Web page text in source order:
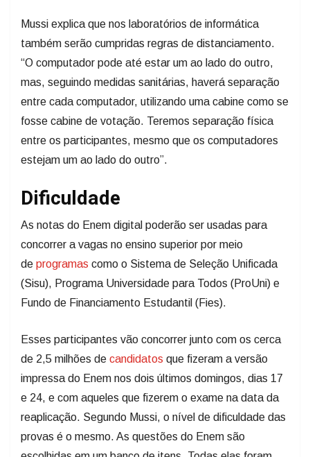
Mussi explica que nos laboratórios de informática
também serão cumpridas regras de distanciamento.
“O computador pode até estar um ao lado do outro,
mas, seguindo medidas sanitárias, haverá separação
entre cada computador, utilizando uma cabine como se
fosse cabine de votação. Teremos separação física
entre os participantes, mesmo que os computadores
estejam um ao lado do outro”.
Dificuldade
As notas do Enem digital poderão ser usadas para
concorrer a vagas no ensino superior por meio
de programas como o Sistema de Seleção Unificada
(Sisu), Programa Universidade para Todos (ProUni) e
Fundo de Financiamento Estudantil (Fies).
Esses participantes vão concorrer junto com os cerca
de 2,5 milhões de candidatos que fizeram a versão
impressa do Enem nos dois últimos domingos, dias 17
e 24, e com aqueles que fizerem o exame na data da
reaplicação. Segundo Mussi, o nível de dificuldade das
provas é o mesmo. As questões do Enem são